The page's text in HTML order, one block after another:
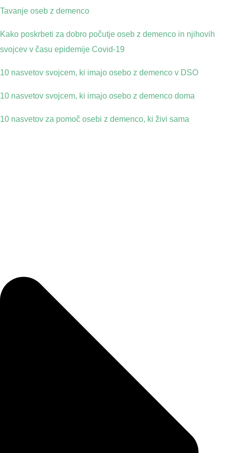
Tavanje oseb z demenco
Kako poskrbeti za dobro počutje oseb z demenco in njihovih
svojcev v času epidemije Covid-19
10 nasvetov svojcem, ki imajo osebo z demenco v DSO
10 nasvetov svojcem, ki imajo osebo z demenco doma
10 nasvetov za pomoč osebi z demenco, ki živi sama